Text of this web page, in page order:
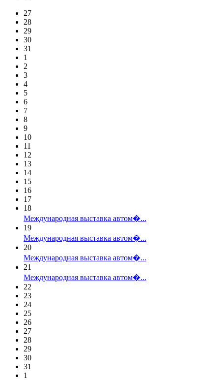
27
28
29
30
31
1
2
3
4
5
6
7
8
9
10
11
12
13
14
15
16
17
18
Международная выставка автом�...
19
Международная выставка автом�...
20
Международная выставка автом�...
21
Международная выставка автом�...
22
23
24
25
26
27
28
29
30
31
1